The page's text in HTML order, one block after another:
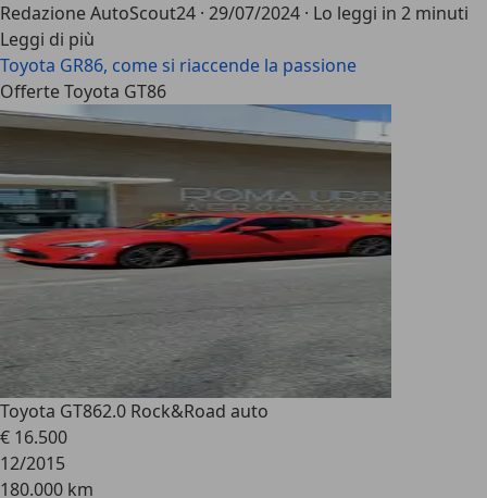
Redazione AutoScout24 · 29/07/2024 · Lo leggi in 2 minuti
Leggi di più
Toyota GR86, come si riaccende la passione
Offerte Toyota GT86
Toyota GT862.0 Rock&Road auto
€ 16.500
12/2015
180.000 km